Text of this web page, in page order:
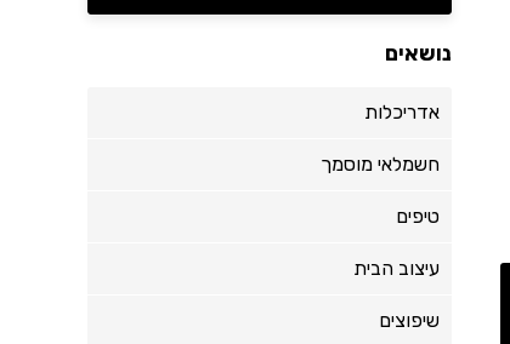
נושאים
אדריכלות
חשמלאי מוסמך
טיפים
עיצוב הבית
שיפוצים